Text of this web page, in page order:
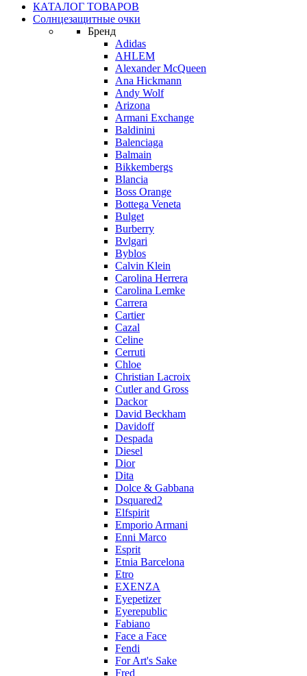
КАТАЛОГ ТОВАРОВ
Солнцезащитные очки
Бренд
Adidas
AHLEM
Alexander McQueen
Ana Hickmann
Andy Wolf
Arizona
Armani Exchange
Baldinini
Balenciaga
Balmain
Bikkembergs
Blancia
Boss Orange
Bottega Veneta
Bulget
Burberry
Bvlgari
Byblos
Calvin Klein
Carolina Herrera
Carolina Lemke
Carrera
Cartier
Cazal
Celine
Cerruti
Chloe
Christian Lacroix
Cutler and Gross
Dackor
David Beckham
Davidoff
Despada
Diesel
Dior
Dita
Dolce & Gabbana
Dsquared2
Elfspirit
Emporio Armani
Enni Marco
Esprit
Etnia Barcelona
Etro
EXENZA
Eyepetizer
Eyerepublic
Fabiano
Face a Face
Fendi
For Art's Sake
Fred